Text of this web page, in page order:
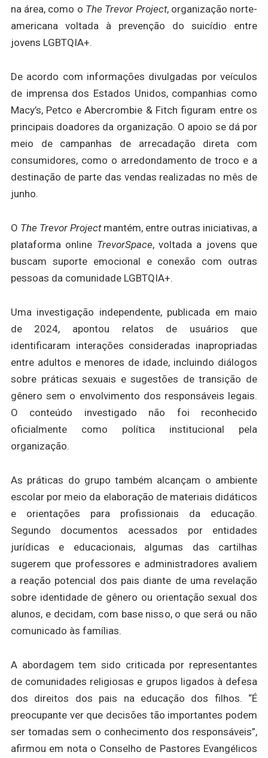
na área, como o The Trevor Project, organização norte-
americana voltada à prevenção do suicídio entre
jovens LGBTQIA+.
De acordo com informações divulgadas por veículos
de imprensa dos Estados Unidos, companhias como
Macy’s, Petco e Abercrombie & Fitch figuram entre os
principais doadores da organização. O apoio se dá por
meio de campanhas de arrecadação direta com
consumidores, como o arredondamento de troco e a
destinação de parte das vendas realizadas no mês de
junho.
O The Trevor Projectmantém, entre outras iniciativas, a
plataforma online TrevorSpace, voltada a jovens que
buscam suporte emocional e conexão com outras
pessoas da comunidade LGBTQIA+.
Uma investigação independente, publicada em maio
de 2024, apontou relatos de usuários que
identificaram interações consideradas inapropriadas
entre adultos e menores de idade, incluindo diálogos
sobre práticas sexuais e sugestões de transição de
gênero sem o envolvimento dos responsáveis legais.
O conteúdo investigado não foi reconhecido
oficialmente como política institucional pela
organização.
As práticas do grupo também alcançam o ambiente
escolar por meio da elaboração de materiais didáticos
e orientações para profissionais da educação.
Segundo documentos acessados por entidades
jurídicas e educacionais, algumas das cartilhas
sugerem que professores e administradores avaliem
a reação potencial dos pais diante de uma revelação
sobre identidade de gênero ou orientação sexual dos
alunos, e decidam, com base nisso, o que será ou não
comunicado às famílias.
A abordagem tem sido criticada por representantes
de comunidades religiosas e grupos ligados à defesa
dos direitos dos pais na educação dos filhos. “É
preocupante ver que decisões tão importantes podem
ser tomadas sem o conhecimento dos responsáveis”,
afirmou em nota o Conselho de Pastores Evangélicos